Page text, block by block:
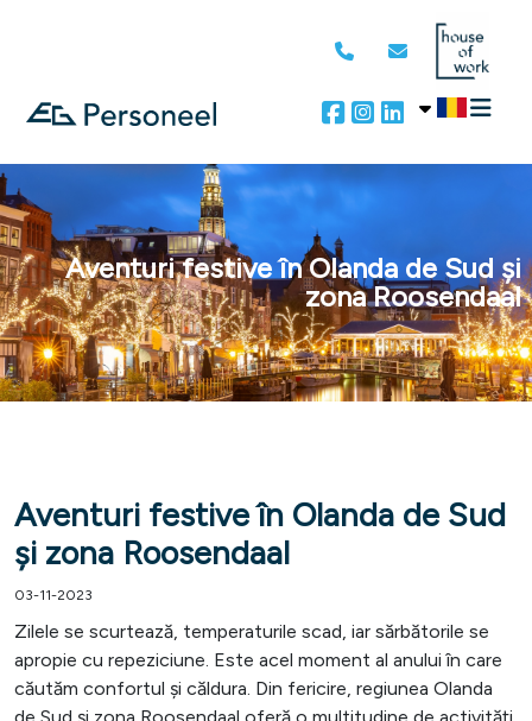
Aventuri festive în Olanda de Sud și
zona Roosendaal
Aventuri festive în Olanda de Sud
și zona Roosendaal
03-11-2023
Zilele se scurtează, temperaturile scad, iar sărbătorile se
apropie cu repeziciune. Este acel moment al anului în care
căutăm confortul și căldura. Din fericire, regiunea Olanda